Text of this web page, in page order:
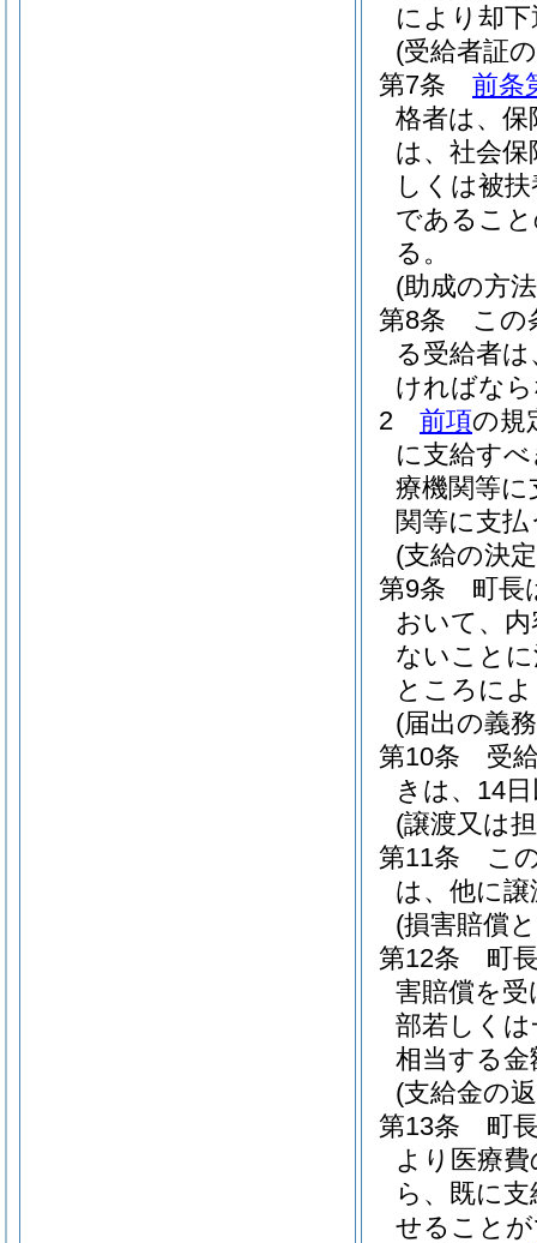
により却
(受給者証
第7条
前条
格者は、
は、社会
しくは被
であるこ
る。
(助成の方
第8条
この
る受給者
ければな
2
前項の規
に支給す
療機関等
関等に支
(支給の決
第9条
町長
おいて、
ないこと
ところに
(届出の義
第10条
受
きは、14
(譲渡又は
第11条
こ
は、他に
(損害賠償
第12条
町
害賠償を
部若しく
相当する
(支給金の
第13条
町
より医療
ら、既に
せること